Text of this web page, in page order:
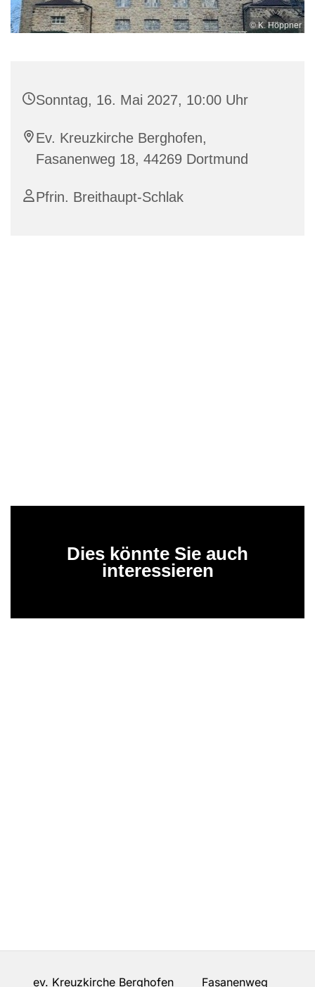
© K. Höppner
Sonntag, 16. Mai 2027, 10:00 Uhr
Ev. Kreuzkirche Berghofen,
Fasanenweg 18, 44269 Dortmund
Pfrin. Breithaupt-Schlak
Dies könnte Sie auch
interessieren
ev. Kreuzkirche Berghofen Fasanenweg